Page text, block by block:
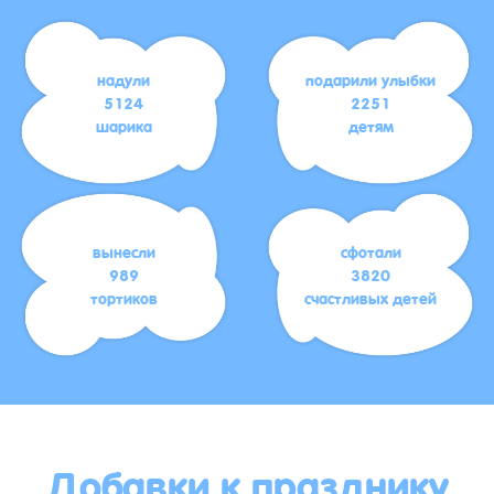
надули
5124
шарика
подарили улыбки
2251
детям
вынесли
989
тортиков
сфотали
3820
счастливых детей